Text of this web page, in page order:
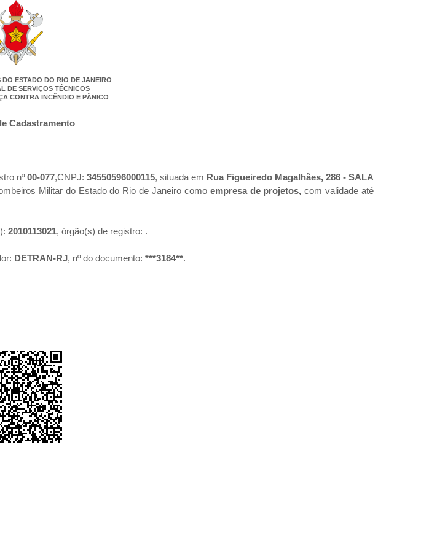
ESTADO DO RIO DE JANEIRO
DE SERVIÇOS TÉCNICOS
CONTRA INCÊNDIO E PÂNICO
Cadastramento
nº00-077,CNPJ: 34550596000115, situada em Rua Figueiredo Magalhães, 286 - SALA
Militar do Estado do Rio de Janeiro como empresa de projetos,com validade até
2010113021, órgão(s) de registro: .
DETRAN-RJ, nº do documento: ***3184**.